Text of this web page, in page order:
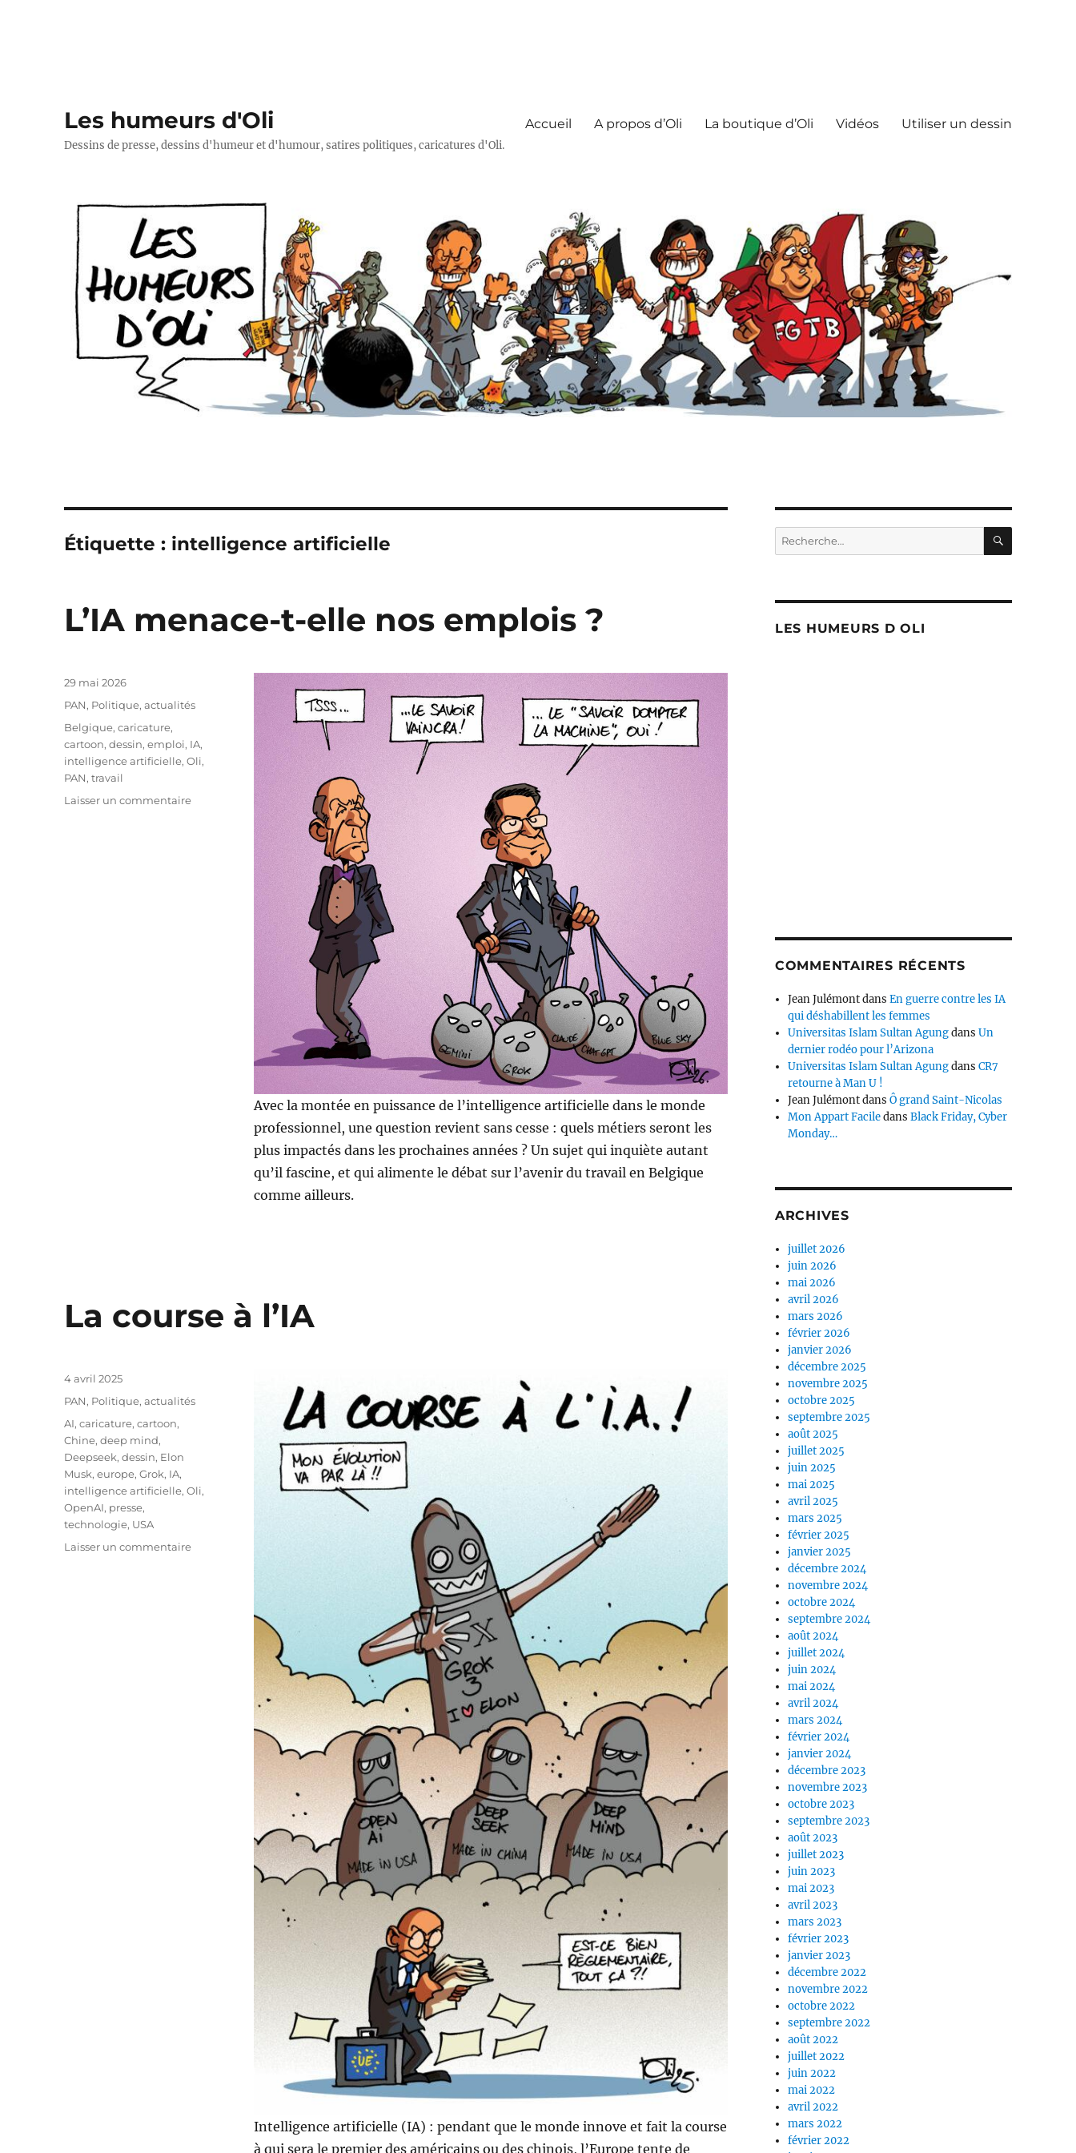
Les humeurs d'Oli
Dessins de presse, dessins d'humeur et d'humour, satires politiques, caricatures d'Oli.
Accueil A propos d’Oli La boutique d’Oli Vidéos Utiliser un dessin
Étiquette : intelligence artificielle
L’IA menace-t-elle nos emplois ?
Avec la montée en puissance de l’intelligence artificielle dans le monde
professionnel, une question revient sans cesse : quels métiers seront les
plus impactés dans les prochaines années ? Un sujet qui inquiète autant
qu’il fascine, et qui alimente le débat sur l’avenir du travail en Belgique
comme ailleurs.
Publié
29 mai 2026
Catégories
PAN, Politique, actualités
Étiquettes
Belgique,caricature,
cartoon,dessin,emploi, IA,
intelligence artificielle,Oli,
PAN,travail
Laisser un commentairesur
La course à l’IA
Intelligence artificielle (IA) : pendant que le monde innove et fait la course
à qui sera le premier des américains ou des chinois, l’Europe tente de
Publié
4 avril 2025
Catégories
PAN, Politique, actualités
Étiquettes
AI,caricature,cartoon,
Chine,deep mind,
Deepseek,dessin, Elon
Musk,europe,Grok, IA,
intelligence artificielle,Oli,
OpenAI, presse,
technologie, USA
Laisser un commentairesur
Recherche
pour :
LES HUMEURS D OLI
COMMENTAIRES RÉCENTS
Jean JulémontdansEn guerre contre les IA
qui déshabillent les femmes
Universitas Islam Sultan AgungdansUn
dernier rodéo pour l’Arizona
Universitas Islam Sultan AgungdansCR7
retourne à Man U !
Jean JulémontdansÔ grand Saint-Nicolas
Mon Appart FaciledansBlack Friday, Cyber
Monday…
ARCHIVES
juillet 2026
juin 2026
mai 2026
avril 2026
mars 2026
février 2026
janvier 2026
décembre 2025
novembre 2025
octobre 2025
septembre 2025
août 2025
juillet 2025
juin 2025
mai 2025
avril 2025
mars 2025
février 2025
janvier 2025
décembre 2024
novembre 2024
octobre 2024
septembre 2024
août 2024
juillet 2024
juin 2024
mai 2024
avril 2024
mars 2024
février 2024
janvier 2024
décembre 2023
novembre 2023
octobre 2023
septembre 2023
août 2023
juillet 2023
juin 2023
mai 2023
avril 2023
mars 2023
février 2023
janvier 2023
décembre 2022
novembre 2022
octobre 2022
septembre 2022
août 2022
juillet 2022
juin 2022
mai 2022
avril 2022
mars 2022
février 2022